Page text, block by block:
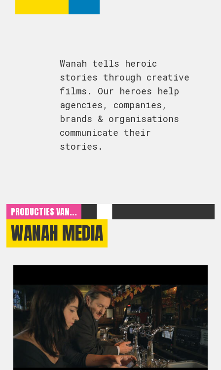
Wanah tells heroic
stories through creative
films. Our heroes help
agencies, companies,
brands & organisations
communicate their
stories.
PRODUCTIES VAN...
WANAH MEDIA